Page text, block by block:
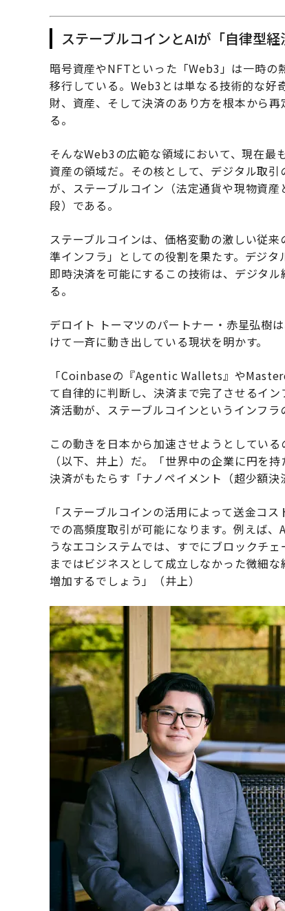
ステーブルコインとAIが「自律型
暗号資産やNFTといった「Web3」は一時の
移行している。Web3とは単なる技術的な好
財、資産、そして決済のあり方を根本から
る。
そんなWeb3の広範な領域において、現在最
資産の領域だ。その核として、デジタル取
が、ステーブルコイン（法定通貨や現物資
段）である。
ステーブルコインは、価格変動の激しい従
準インフラ」としての役割を果たす。デジ
即時決済を可能にするこの技術は、デジタ
る。
デロイト トーマツのパートナー・赤星弘樹
けて一斉に動き出している現状を明かす。
「Coinbaseの『Agentic Wallets』や
て自律的に判断し、決済まで完了させるイ
済活動が、ステーブルコインというインフ
この動きを日本から加速させようとしてい
（以下、井上）だ。「世界中の企業に円を
決済がもたらす「ナノペイメント（超少額決
「ステーブルコインの活用によって送金コ
での高頻度取引が可能になります。例えば
うなエコシステムでは、すでにブロックチ
まではビジネスとして成立しなかった微細
増加するでしょう」（井上）